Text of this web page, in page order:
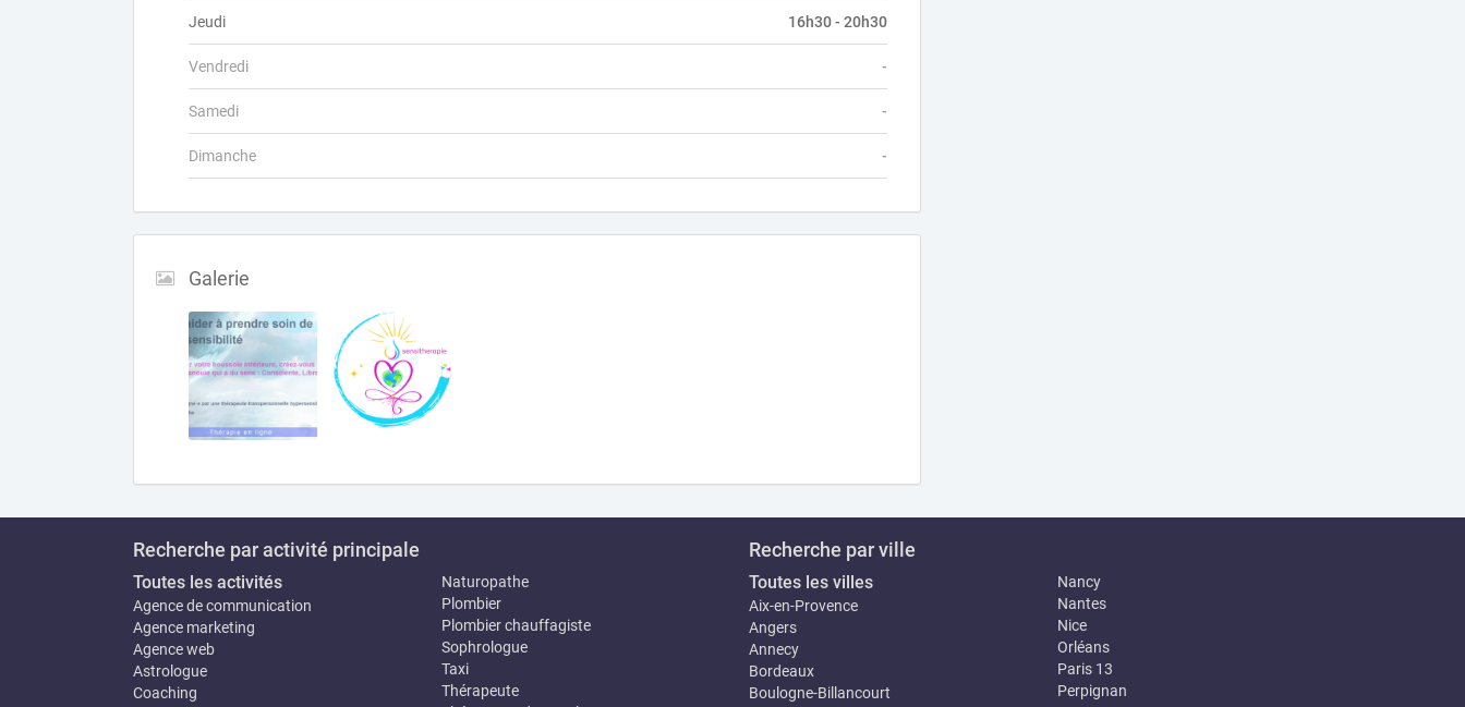
Jeudi 16h30 - 20h30
Vendredi -
Samedi -
Dimanche -
Galerie
Recherche par activité principale
Toutes les activités
Agence de communication
Agence marketing
Agence web
Astrologue
Coaching
Naturopathe
Plombier
Plombier chauffagiste
Sophrologue
Taxi
Thérapeute
Recherche par ville
Toutes les villes
Aix-en-Provence
Angers
Annecy
Bordeaux
Boulogne-Billancourt
Nancy
Nantes
Nice
Orléans
Paris 13
Perpignan